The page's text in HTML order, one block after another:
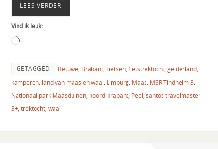
LEES VERDER
Vind ik leuk:
GETAGGED Betuwe, Brabant, Fietsen, fietstrektocht, gelderland,
kamperen, land van maas en waal, Limburg, Maas, MSR Tindheim 3,
Nationaal park Maasduinen, noord-brabant, Peel, santos travelmaster
3+, trektocht, waal